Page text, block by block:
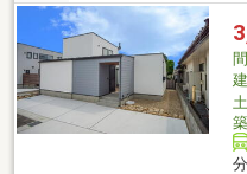
ローンが初めての方でもお気
設】・石巻市立中里小学校560
分